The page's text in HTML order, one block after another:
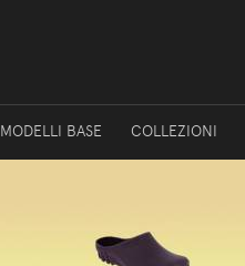
MODELLI BASE COLLEZIONI